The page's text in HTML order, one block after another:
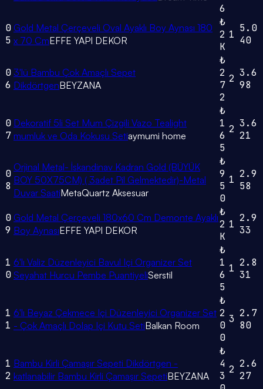
6
0
5
Gold Metal Çerçeveli Oval Ayaklı Boy Aynası 180
x 70 CmEFFE YAPI DEKOR
₺
2
K
1
5.0
40
0
6
3'lü Bambu Çok Amaçlı Sepet
DikdörtgenBEYZANA
₺
2
7
2
2 3.6
98
0
7
Dekoratif 5li Set Mum Çizgili Vazo Tealight
mumluk ve Oda Kokusu Setiaymumi home
₺
1
6
5
2 3.6
21
0
8
Orjinal Metal- İskandinav Kadran Gold (BÜYÜK
BOY 50X75CM) ( 3adet Pil Gelmektedir)-Metal
Duvar SaatiMetaQuartz Aksesuar
₺
9
5
0
1 2.9
58
0
9
Gold Metal Çerçeveli 180x60 Cm Demonte Ayaklı
Boy AynasıEFFE YAPI DEKOR
₺
2
K
1
2.9
33
1
0
6'lı Valiz Düzenleyici Bavul Içi Organizer Set
Seyahat Hurcu Pembe PuantiyeliSerstil
₺
1
6
5
1 2.8
31
1
1
6'lı Beyaz Çekmece Içi Düzenleyici Organizer Set
- Çok Amaçlı Dolap Içi Kutu SetiBalkan Room
₺
2
0
0
3 2.7
80
1
2
Bambu Kirli Çamaşır Sepeti Dikdörtgen -
katlanabilir Bambu Kirli Çamaşır SepetiBEYZANA
₺
4
3
2 2.6
27